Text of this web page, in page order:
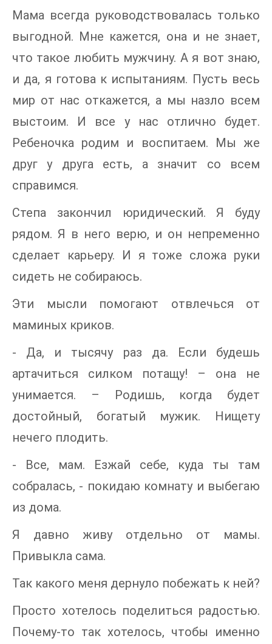
Мама всегда руководствовалась только
выгодной. Мне кажется, она и не знает,
что такое любить мужчину. А я вот знаю,
и да, я готова к испытаниям. Пусть весь
мир от нас откажется, а мы назло всем
выстоим. И все у нас отлично будет.
Ребеночка родим и воспитаем. Мы же
друг у друга есть, а значит со всем
справимся.
Степа закончил юридический. Я буду
рядом. Я в него верю, и он непременно
сделает карьеру. И я тоже сложа руки
сидеть не собираюсь.
Эти мысли помогают отвлечься от
маминых криков.
- Да, и тысячу раз да. Если будешь
артачиться силком потащу! – она не
унимается. – Родишь, когда будет
достойный, богатый мужик. Нищету
нечего плодить.
- Все, мам. Езжай себе, куда ты там
собралась, - покидаю комнату и выбегаю
из дома.
Я давно живу отдельно от мамы.
Привыкла сама.
Так какого меня дернуло побежать к ней?
Просто хотелось поделиться радостью.
Почему-то так хотелось, чтобы именно